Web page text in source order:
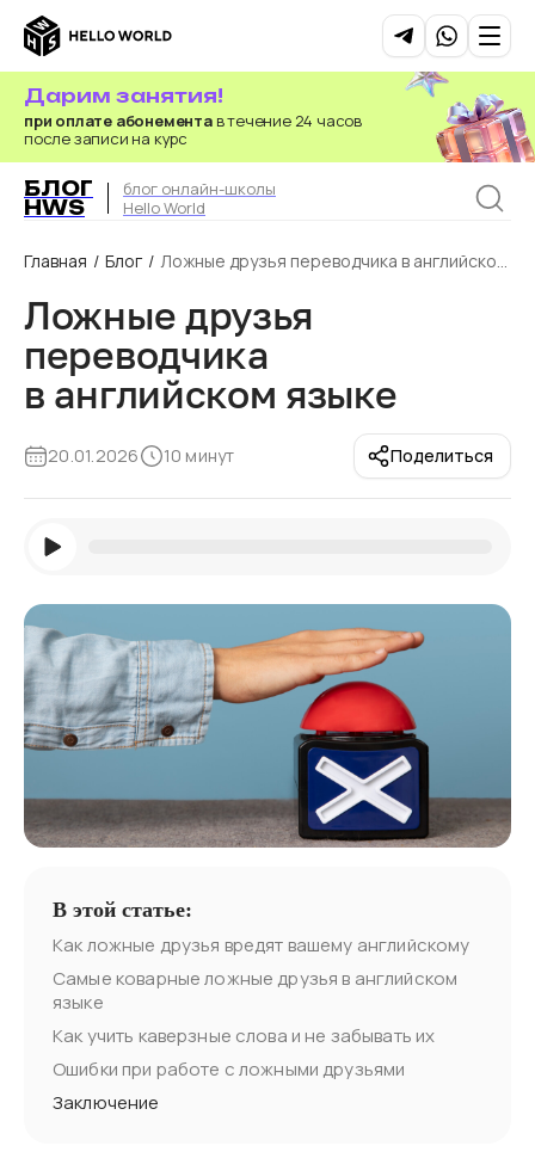
при оплате абонементав течение 24 часов
после записи на курс
Дарим занятия!
БЛОГ
HWS
блог онлайн-школы
Hello World
Главная / Блог / Ложные друзья переводчика в английском
Ложные друзья
переводчика
в английском языке
20.01.2026 10 минут Поделиться
В этой статье:
Как ложные друзья вредят вашему английскому
Самые коварные ложные друзья в английском
языке
Как учить каверзные слова и не забывать их
Ошибки при работе с ложными друзьями
Заключение